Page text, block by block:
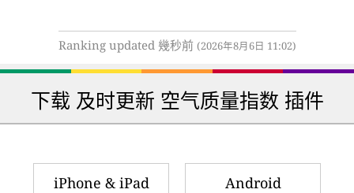
Ranking updated 幾秒前 (2026年8月6日 11:02)
下载 及时更新 空气质量指数 插件
iPhone & iPad Android